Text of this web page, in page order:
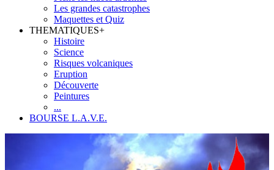
Les grandes catastrophes
Maquettes et Quiz
THEMATIQUES+
Histoire
Science
Risques volcaniques
Eruption
Découverte
Peintures
...
BOURSE L.A.V.E.